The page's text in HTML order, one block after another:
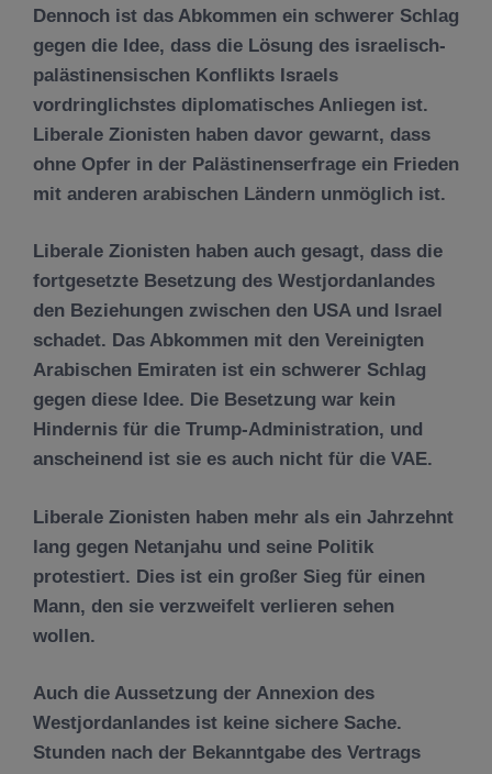
Dennoch ist das Abkommen ein schwerer Schlag
gegen die Idee, dass die Lösung des israelisch-
palästinensischen Konflikts Israels
vordringlichstes diplomatisches Anliegen ist.
Liberale Zionisten haben davor gewarnt, dass
ohne Opfer in der Palästinenserfrage ein Frieden
mit anderen arabischen Ländern unmöglich ist.
Liberale Zionisten haben auch gesagt, dass die
fortgesetzte Besetzung des Westjordanlandes
den Beziehungen zwischen den USA und Israel
schadet. Das Abkommen mit den Vereinigten
Arabischen Emiraten ist ein schwerer Schlag
gegen diese Idee. Die Besetzung war kein
Hindernis für die Trump-Administration, und
anscheinend ist sie es auch nicht für die VAE.
Liberale Zionisten haben mehr als ein Jahrzehnt
lang gegen Netanjahu und seine Politik
protestiert. Dies ist ein großer Sieg für einen
Mann, den sie verzweifelt verlieren sehen
wollen.
Auch die Aussetzung der Annexion des
Westjordanlandes ist keine sichere Sache.
Stunden nach der Bekanntgabe des Vertrags